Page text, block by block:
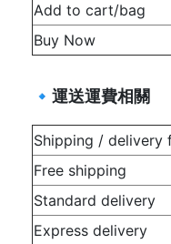
Add to cart/bag
Buy Now
🔹 運送運費相關
Shipping / delivery
Free shipping
Standard delivery
Express delivery